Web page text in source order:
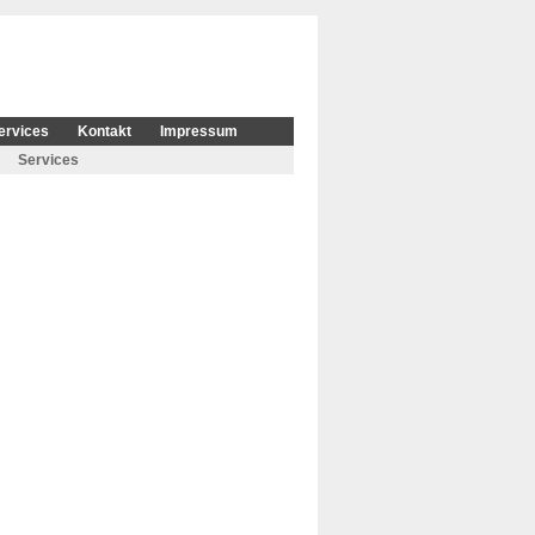
Kontakt
Impressum
Services